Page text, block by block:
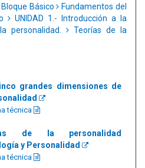
Bloque Básico
Fundamentos del
UNIDAD 1.- Introducción a la
personalidad.
Teorías de la
grandes dimensiones de
técnica
de la personalidad
y Personalidad
técnica